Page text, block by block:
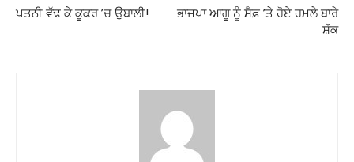
ਪਤਨੀ ਵੱਢ ਕੇ ਕੂਕਰ ’ਚ ਉਬਾਲੀ!
ਭਾਜਪਾ ਆਗੂ ਨੂੰ ਸੈਫ਼ ’ਤੇ ਹੋਏ ਹਮਲੇ ਬਾਰੇ
ਸ਼ੱਕ